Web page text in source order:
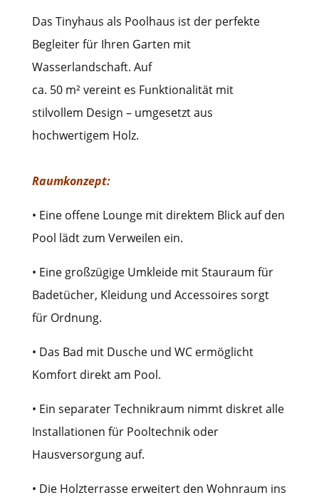
Das Tinyhaus als Poolhaus ist der perfekte
Begleiter für Ihren Garten mit
Wasserlandschaft. Auf
ca. 50 m² vereint es Funktionalität mit
stilvollem Design – umgesetzt aus
hochwertigem Holz.
Raumkonzept:
• Eine offene Lounge mit direktem Blick auf den
Pool lädt zum Verweilen ein.
• Eine großzügige Umkleide mit Stauraum für
Badetücher, Kleidung und Accessoires sorgt
für Ordnung.
• Das Bad mit Dusche und WC ermöglicht
Komfort direkt am Pool.
• Ein separater Technikraum nimmt diskret alle
Installationen für Pooltechnik oder
Hausversorgung auf.
• Die Holzterrasse erweitert den Wohnraum ins